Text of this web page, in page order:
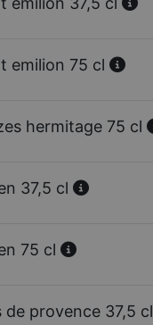
emilion 75 cl
hermitage 75 cl
37,5 cl
75 cl
provence 37,5 cl